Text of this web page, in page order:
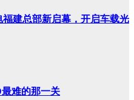
建总部新启幕，开启车载光
难的那一关